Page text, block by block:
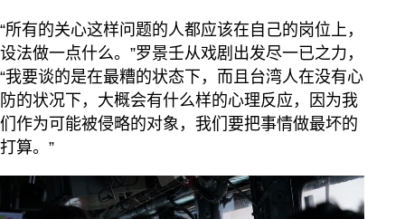
“所有的关心这样问题的人都应该在自己的岗位上，
设法做一点什么。”罗景壬从戏剧出发尽一已之力，
“我要谈的是在最糟的状态下，而且台湾人在没有心
防的状况下，大概会有什么样的心理反应，因为我
们作为可能被侵略的对象，我们要把事情做最坏的
打算。”